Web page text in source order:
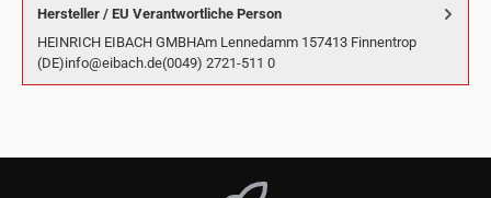
Hersteller / EU Verantwortliche Person
HEINRICH EIBACH GMBHAm Lennedamm 157413 Finnentrop
(DE)info@eibach.de(0049) 2721-511 0